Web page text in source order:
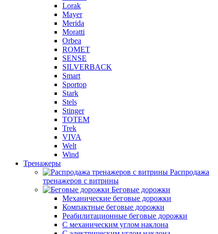
Lorak
Mayer
Merida
Moratti
Orbea
ROMET
SENSE
SILVERBACK
Smart
Sportop
Stark
Stels
Stinger
TOTEM
Trek
VIVA
Welt
Wind
Тренажеры
Распродажа
тренажеров с витрины
Беговые дорожки
Механические беговые дорожки
Компактные беговые дорожки
Реабилитационные беговые дорожки
С механическим углом наклона